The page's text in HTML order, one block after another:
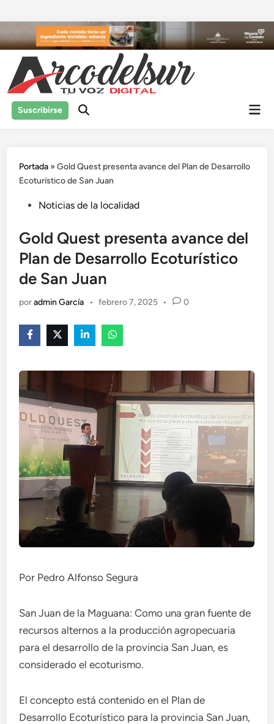
al
contenido
Suscribirse
Portada »Gold Quest presenta avance del Plan de Desarrollo
Ecoturístico de San Juan
Publicado
Noticias de la localidad
Gold Quest presenta avance del
Plan de Desarrollo Ecoturístico
de San Juan
poradmin García • febrero 7, 2025 • 0
Por Pedro Alfonso Segura
San Juan de la Maguana: Como una gran fuente de
recursos alternos a la producción agropecuaria
para el desarrollo de la provincia San Juan, es
considerado el ecoturismo.
El concepto está contenido en el Plan de
Desarrollo Ecoturístico para la provincia San Juan,